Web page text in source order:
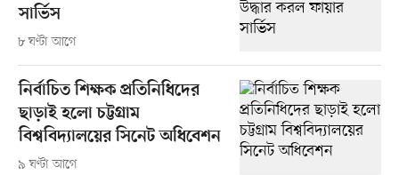
সার্ভিস
৮ ঘণ্টা আগে
নির্বাচিত শিক্ষক প্রতিনিধিদের
ছাড়াই হলো চট্টগ্রাম
বিশ্ববিদ্যালয়ের সিনেট অধিবেশন
৯ ঘণ্টা আগে